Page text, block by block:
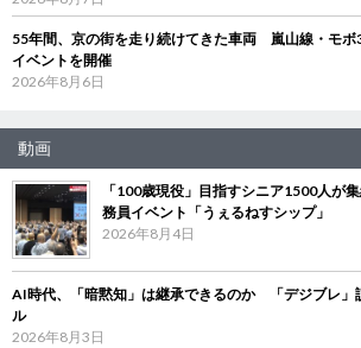
55年間、京の街を走り続けてきた車両 嵐山線・モボ
イベントを開催
2026年8月6日
動画
「100歳現役」目指すシニア1500人が
務員イベント「うぇるねすシップ」
2026年8月4日
AI時代、「暗黙知」は継承できるのか 「デジブレ」
ル
2026年8月3日